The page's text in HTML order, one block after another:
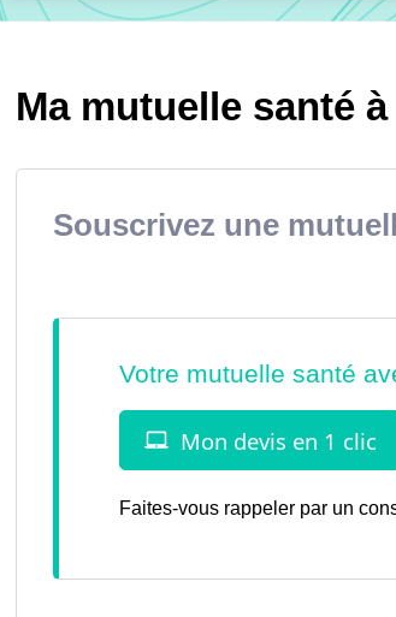
Ma mutuelle santé
Souscrivez une
Faites-vous rappeler par un